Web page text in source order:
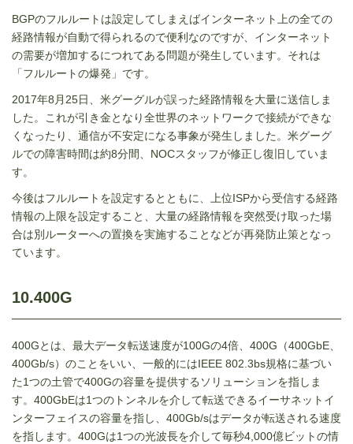
BGPのフルルートは設定してしまえばインターネット上の全ての
経路情報が自動で得られるので便利なのですが、インターネット
の需要が増加するにつれてある問題が発生しています。それは
「フルルートの爆発」です。
2017年8 月 25日、米グーグルが誤った経路情報を大量に送信しま
した。これが引き金となり全世界のネットワークで接続ができな
くなったり、通信が不安定になる事象が発生しました。米グーグ
ルでの障害時間は約8分間、 NOCスタッフが修正し復旧していま
す。
今後はフルルートを設定するとともに、上位ISPから受信する経路
情報の上限を設定すること、大量の経路情報を突然受け取った場
合は別ルーターへの置換を実施することなどが再発防止策となっ
ています。
10.400G
400Gとは、最大データ転送速度が100Gの4倍、400G（400GbE、
400Gb/s）のことをいい、一般的にはIEEE 802.3bs規格に基づい
た1つの土管で400Gの容量を提供するソリューションを指しま
す。400GbEは1つのトンネルを介して転送できるイーサネットイ
ンターフェイスの容量を指し、400Gb/sはデータが転送される速度
を指します。400Gは1つの光波長を介して毎秒4,000億ビットの情